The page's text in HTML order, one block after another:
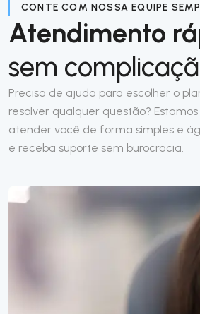
CONTE COM NOSSA EQUIPE
Atendimento
sem
Precisa de ajuda para escolher o
resolver qualquer questão?
atender você de forma simples e
e receba suporte sem burocracia.